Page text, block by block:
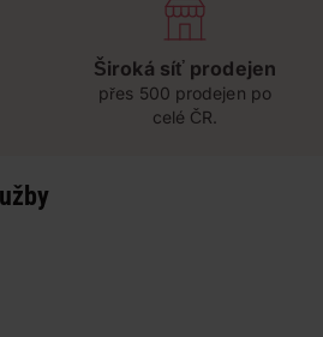
Široká síť prodejen
přes 500 prodejen po
celé ČR.